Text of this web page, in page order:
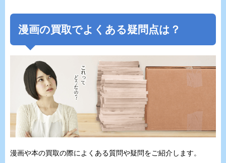
漫画の買取でよくある疑問点は？
漫画や本の買取の際によくある質問や疑問をご紹介します。